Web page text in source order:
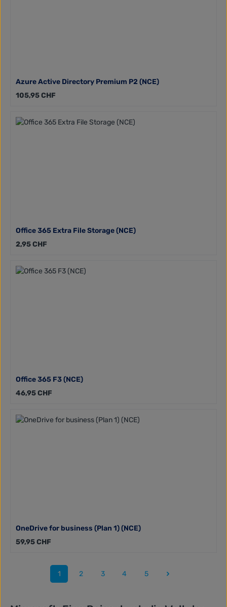
Azure Active Directory Premium P2 (NCE)
Regulärer Preis:
105,95 CHF
Office 365 Extra File Storage (NCE)
Regulärer Preis:
2,95 CHF
Office 365 F3 (NCE)
Regulärer Preis:
46,95 CHF
OneDrive for business (Plan 1) (NCE)
Regulärer Preis:
59,95 CHF
Seite
1
Seite
2
Seite
3
Seite
4
Seite
5